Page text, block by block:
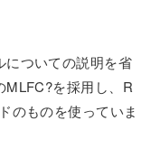
についての説明を省
MLFC?を採用し、R
のものを使っていま